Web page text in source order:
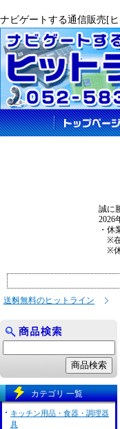
ナビゲートする通信販売[
誠に
2026
・
※在
※休
送料無料のヒットライン
カテゴリ 一覧
キッチン用品・食器・調理器
具